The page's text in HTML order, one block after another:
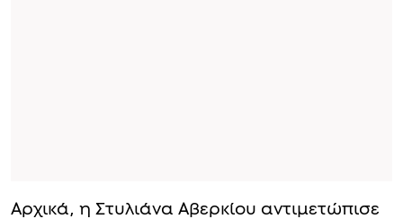
Αρχικά, η Στυλιάνα Αβερκίου αντιμετώπισε